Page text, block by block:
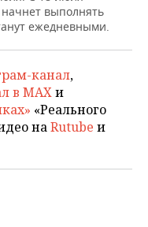
выполнять
ежедневными.
канал,
в MAXи
«Реального
наRutube и